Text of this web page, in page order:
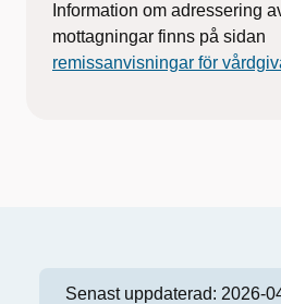
Information om adressering
mottagningar finns på sidan
remissanvisningar för
Senast uppdaterad: 2026-